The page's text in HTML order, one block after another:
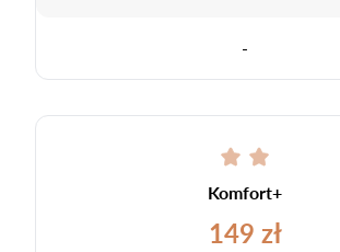
-
Komfort+
149 zł